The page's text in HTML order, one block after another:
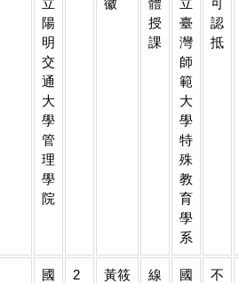
立
陽
明
交
通
大
學
管
理
學
院
徽
體
授
課
立
臺
灣
師
範
大
學
特
殊
教
育
學
系
可
認
抵
國
2
黃筱
線
國
不